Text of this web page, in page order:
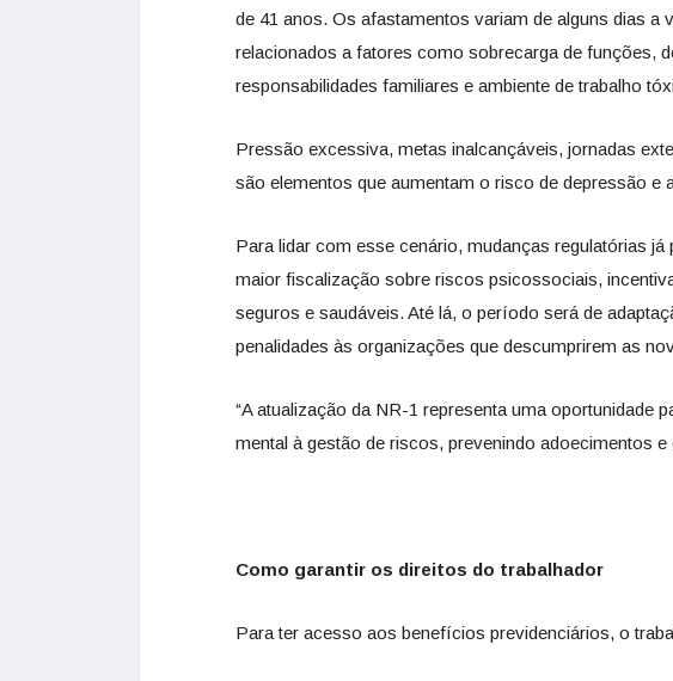
de 41 anos. Os afastamentos variam de alguns dias a
relacionados a fatores como sobrecarga de funções,
responsabilidades familiares e ambiente de trabalho
Pressão excessiva, metas inalcançáveis, jornadas
são elementos que aumentam o risco de depressão e
Para lidar com esse cenário, mudanças regulatórias
maior fiscalização sobre riscos psicossociais,
seguros e saudáveis. Até lá, o período será de
penalidades às organizações que descumprirem as
“A atualização da NR-1 representa uma oportunidade
mental à gestão de riscos, prevenindo adoecimentos
Como garantir os direitos do trabalhador
Para ter acesso aos benefícios previdenciários, o